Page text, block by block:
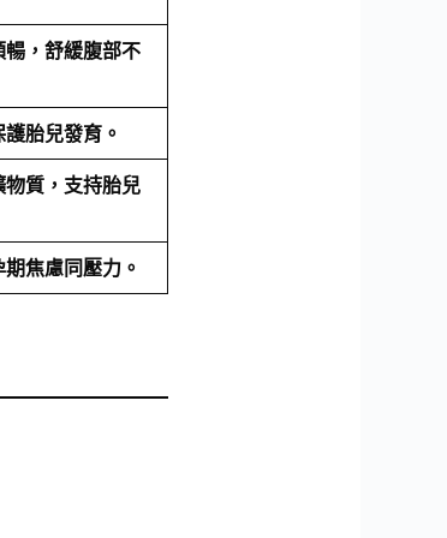
，舒緩腹部不
胎兒發育。
質，支持胎兒
焦慮同壓力。